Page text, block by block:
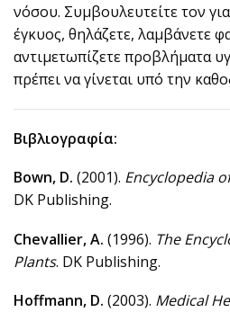
νόσου. Συμβουλευτείτε τον
έγκυος, θηλάζετε, λαμβάνετε
αντιμετωπίζετε προβλήματα
πρέπει να γίνεται υπό την
Βιβλιογραφία:
Bown, D. (2001). Encyclopedia
DK Publishing.
Chevallier, A. (1996). The
Plants. DK Publishing.
Hoffmann, D. (2003). Medical